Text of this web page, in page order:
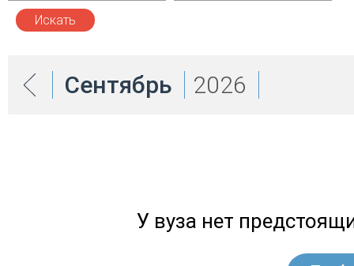
Сентябрь 2026
У вуза нет